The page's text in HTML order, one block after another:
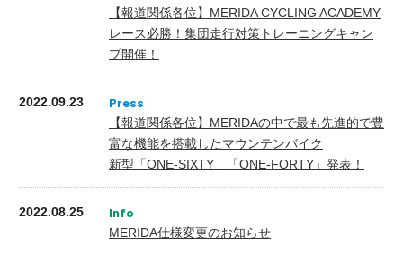
【報道関係各位】MERIDA CYCLING ACADEMY
レース必勝！集団走行対策トレーニングキャン
プ開催！
2022.09.23
【報道関係各位】MERIDAの中で最も先進的で豊
富な機能を搭載したマウンテンバイク
新型「ONE-SIXTY」「ONE-FORTY」発表！
2022.08.25
MERIDA仕様変更のお知らせ